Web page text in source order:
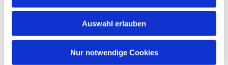
Auswahl erlauben
Nur notwendige Cookies